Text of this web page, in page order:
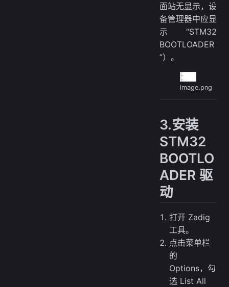
面站无显示，设
备管理器中应显
示“STM32
BOOTLOADER
”）。
image.png
3.安装
STM32
BOOTLO
ADER 驱
动
打开 Zadig
工具。
点击菜单栏
的
Options，勾
选 List All